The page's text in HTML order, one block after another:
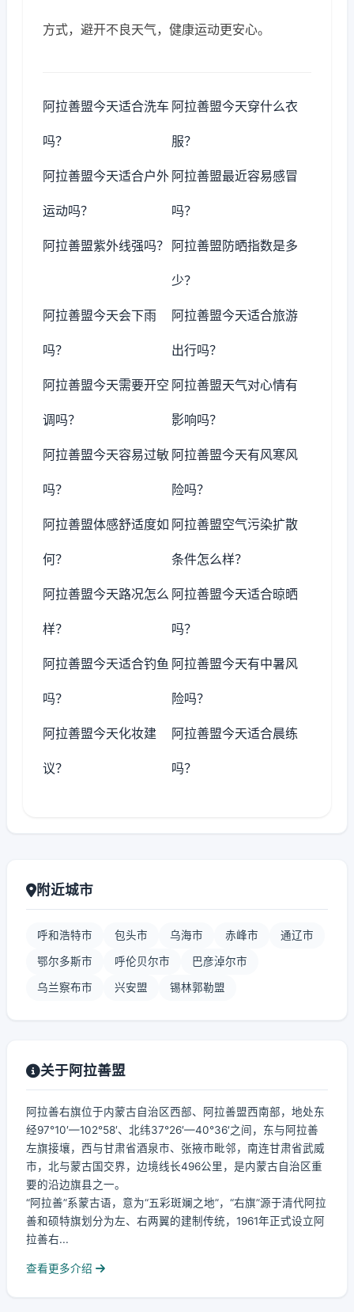
方式，避开不良天气，健康运动更安心。
阿拉善盟今天适合洗车
吗？
阿拉善盟今天穿什么衣
服？
阿拉善盟今天适合户外
运动吗？
阿拉善盟最近容易感冒
吗？
阿拉善盟紫外线强吗？ 阿拉善盟防晒指数是多
少？
阿拉善盟今天会下雨
吗？
阿拉善盟今天适合旅游
出行吗？
阿拉善盟今天需要开空
调吗？
阿拉善盟天气对心情有
影响吗？
阿拉善盟今天容易过敏
吗？
阿拉善盟今天有风寒风
险吗？
阿拉善盟体感舒适度如
何？
阿拉善盟空气污染扩散
条件怎么样？
阿拉善盟今天路况怎么
样？
阿拉善盟今天适合晾晒
吗？
阿拉善盟今天适合钓鱼
吗？
阿拉善盟今天有中暑风
险吗？
阿拉善盟今天化妆建
议？
阿拉善盟今天适合晨练
吗？
附近城市
呼和浩特市 包头市 乌海市 赤峰市 通辽市
鄂尔多斯市 呼伦贝尔市 巴彦淖尔市
乌兰察布市 兴安盟 锡林郭勒盟
关于阿拉善盟
阿拉善右旗位于内蒙古自治区西部、阿拉善盟西南部，地处东
经97°10′—102°58′、北纬37°26′—40°36′之间，东与阿拉善
左旗接壤，西与甘肃省酒泉市、张掖市毗邻，南连甘肃省武威
市，北与蒙古国交界，边境线长496公里，是内蒙古自治区重
要的沿边旗县之一。
“阿拉善”系蒙古语，意为“五彩斑斓之地”，“右旗”源于清代阿拉
善和硕特旗划分为左、右两翼的建制传统，1961年正式设立阿
拉善右...
查看更多介绍